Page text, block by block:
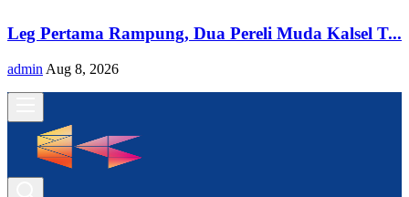
Leg Pertama Rampung, Dua Pereli Muda Kalsel T...
admin Aug 8, 2026